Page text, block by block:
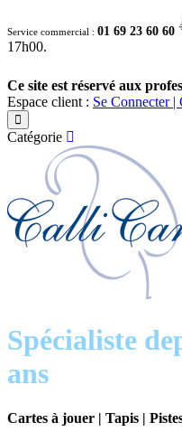
Service commercial : 01 69 23 60 60
17h00.
Ce site est réservé aux
Espace client : Se Connecter |
Catégorie
Spécialiste
ans
Cartes à jouer | Tapis |